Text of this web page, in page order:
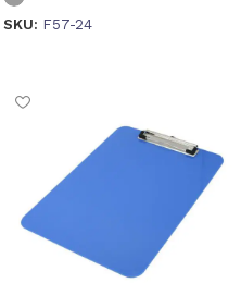
SKU: F57-24